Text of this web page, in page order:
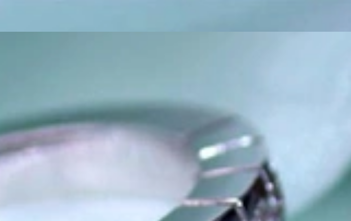
die Frau, die ihn trägt. Schmuck „von der Stange“ werden Sie daher bei uns ebenso wenig finden
auch der Gedanke, mit dem alles begann. 1995 als kleines Juweliergeschäft nahe Münchens
anzubieten, auf die man angesprochen wird. Gepaart mit höchster Leidenschaft für
die das Außergewöhnliche zu schätzen wissen. Seitdem bedienen wir unsere zahlreichen
sind selbst die Marke. Wir füllen die Lücke zwischen großen Namen und „Schmuck von der